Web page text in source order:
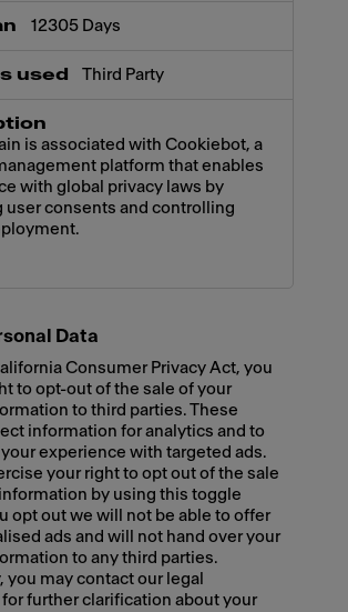
12305 Days
Third Party
is associated with Cookiebot, a
platform that enables
with global privacy laws by
user consents and controlling
Data
Consumer Privacy Act, you
to opt-out of the sale of your
to third parties. These
information for analytics and to
experience with targeted ads.
your right to opt out of the sale
by using this toggle
opt out we will not be able to offer
ads and will not hand over your
to any third parties.
you may contact our legal
further clarification about your